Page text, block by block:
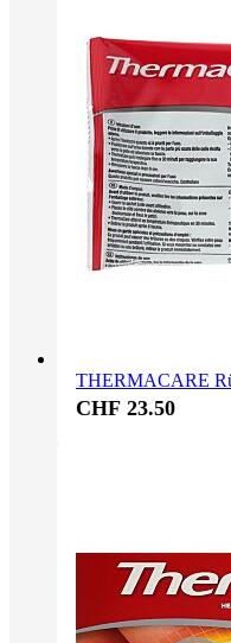
THERMACARE
CHF 23.50